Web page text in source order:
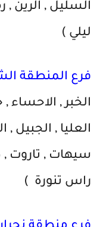
السليل , الرين ,
ليلي )
فرع المنطقة
الخبر , الاحساء
العليا , الجبيل ,
سيهات , تاروت
راس تنورة )